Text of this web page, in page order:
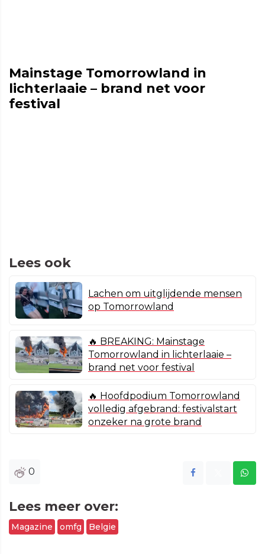
Mainstage Tomorrowland in
lichterlaaie – brand net voor
festival
Lees ook
Lachen om uitglijdende mensen
op Tomorrowland
🔥 BREAKING: Mainstage
Tomorrowland in lichterlaaie –
brand net voor festival
🔥 Hoofdpodium Tomorrowland
volledig afgebrand: festivalstart
onzeker na grote brand
0
Lees meer over:
Magazine omfg Belgie